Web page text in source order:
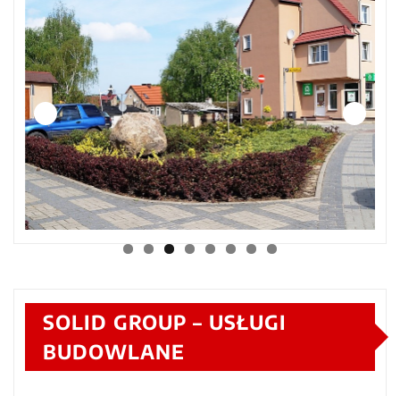
SOLID GROUP – USŁUGI
BUDOWLANE